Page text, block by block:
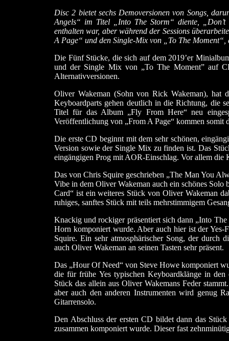
Disc 2 bietet sechs Demoversionen von Songs,
Angels“ im Titel „Into The Storm“ diente,
enthalten war, aber während der Sessions
A Page“ und den Single-Mix von „To The
Die Fünf Stücke, die sich auf dem 2019’er
und der Single Mix von „To The Moment” auf
Alternativversionen.
Oliver Wakeman (Sohn von Rick Wakeman), hat
Keyboardparts gehen deutlich in die Richtung, die
Titel für das Album „Fly From Here“ neu
Veröffentlichung von „From A Page“ kommen somit
Die erste CD beginnt mit dem sehr schönen,
Version sowie der Single Mix zu finden ist. Das
eingängigen Prog mit AOR-Einschlag. Vor allem die
Das von Chris Squire geschrieben „The Man You
Vibe in dem Oliver Wakeman auch ein schönes
Card“ ist ein weiteres Stück von Oliver Wakeman
ruhiges, sanftes Stück mit teils mehrstimmigem
Knackig und rockiger präsentiert sich dann „Into
Horn komponiert wurde. Aber auch hier ist der
Squire. Ein sehr atmosphärischer Song, der durch
auch Oliver Wakeman an seinen Tasten sehr präsent.
Das „Hour Of Need“ von Steve Howe komponiert
die für frühe Yes typischen Keyboardklänge in
Stück das allein aus Oliver Wakemans Feder
aber auch den anderen Instrumenten wird genug
Gitarrensolo.
Den Abschluss der ersten CD bildet dann das
zusammen komponiert wurde. Dieser fast